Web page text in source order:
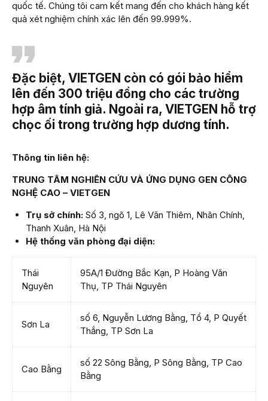
quốc tế. Chúng tôi cam kết mang đến cho khách hàng kết
quả xét nghiệm chính xác lên đến 99.999%.
Đặc biệt, VIETGEN còn có gói bảo hiểm
lên đến 300 triệu đồng cho các trường
hợp âm tính giả. Ngoài ra, VIETGEN hỗ trợ
chọc ối trong trường hợp dương tính.
Thông tin liên hệ:
TRUNG TÂM NGHIÊN CỨU VÀ ỨNG DỤNG GEN CÔNG
NGHỆ CAO – VIETGEN
Trụ sở chính:Số 3, ngõ 1, Lê Văn Thiêm, Nhân Chính,
Thanh Xuân, Hà Nội
Hệ thống văn phòng đại diện:
Thái
Nguyên
95A/1 Đường Bắc Kạn, P Hoàng Văn
Thụ, TP Thái Nguyên
Sơn La
số 6, Nguyễn Lương Bằng, Tổ 4, P Quyết
Thắng, TP Sơn La
Cao Bằng
số 22 Sông Bằng, P Sông Bằng, TP Cao
Bằng